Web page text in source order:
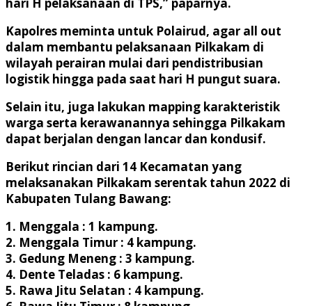
Kapolres meminta untuk Polairud, agar all out
dalam membantu pelaksanaan Pilkakam di
wilayah perairan mulai dari pendistribusian
logistik hingga pada saat hari H pungut suara.
Selain itu, juga lakukan mapping karakteristik
warga serta kerawanannya sehingga Pilkakam
dapat berjalan dengan lancar dan kondusif.
Berikut rincian dari 14 Kecamatan yang
melaksanakan Pilkakam serentak tahun 2022 di
Kabupaten Tulang Bawang:
1. Menggala : 1 kampung.
2. Menggala Timur : 4 kampung.
3. Gedung Meneng : 3 kampung.
4. Dente Teladas : 6 kampung.
5. Rawa Jitu Selatan : 4 kampung.